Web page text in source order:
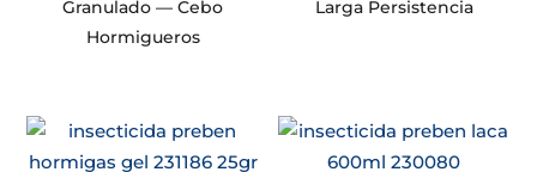
Granulado — Cebo
Hormigueros
Larga Persistencia